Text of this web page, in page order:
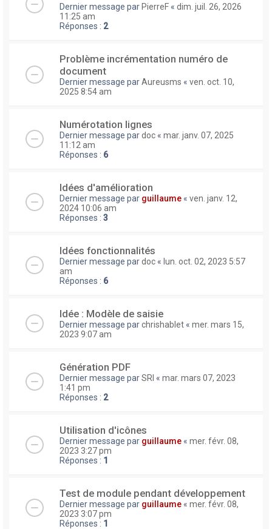
Dernier message parPierreF « dim. juil. 26, 2026
11:25 am
Réponses : 2
Problème incrémentation numéro de
document
Dernier message parAureusms « ven. oct. 10,
2025 8:54 am
Numérotation lignes
Dernier message pardoc « mar. janv. 07, 2025
11:12 am
Réponses : 6
Idées d'amélioration
Dernier message par guillaume « ven. janv. 12,
2024 10:06 am
Réponses : 3
Idées fonctionnalités
Dernier message pardoc « lun. oct. 02, 2023 5:57
am
Réponses : 6
Idée : Modèle de saisie
Dernier message parchrishablet « mer. mars 15,
2023 9:07 am
Génération PDF
Dernier message parSRI « mar. mars 07, 2023
1:41 pm
Réponses : 2
Utilisation d'icônes
Dernier message par guillaume « mer. févr. 08,
2023 3:27 pm
Réponses : 1
Test de module pendant développement
Dernier message par guillaume « mer. févr. 08,
2023 3:07 pm
Réponses : 1